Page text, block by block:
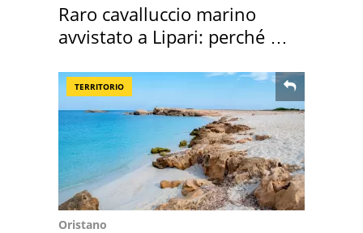
Raro cavalluccio marino
avvistato a Lipari: perché è
TERRITORIO
Oristano